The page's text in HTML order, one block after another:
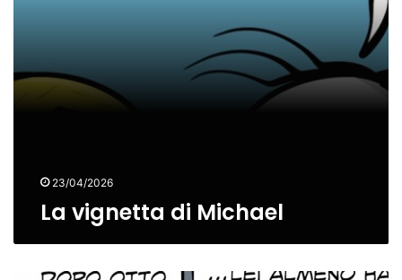
23/04/2026
La vignetta di Michael